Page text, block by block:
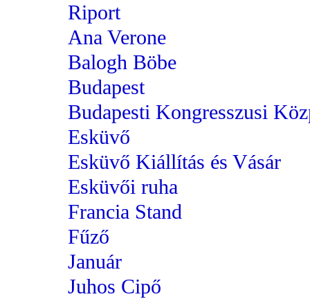
Riport
Ana Verone
Balogh Böbe
Budapest
Budapesti Kongresszusi
Esküvő
Esküvő Kiállítás és Vásár
Esküvői ruha
Francia Stand
Fűző
Január
Juhos Cipő